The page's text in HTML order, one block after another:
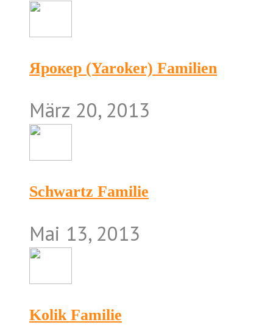
Ярокер (Yaroker) Familien
März 20, 2013
Schwartz Familie
Mai 13, 2013
Kolik Familie